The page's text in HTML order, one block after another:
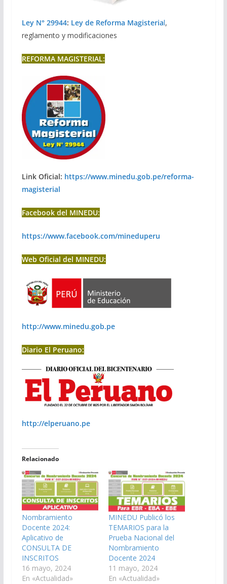
Ley N° 29944: Ley de Reforma Magisterial,
reglamento y modificaciones
REFORMA MAGISTERIAL:
Link Oficial: https://www.minedu.gob.pe/reforma-
magisterial
Facebook del MINEDU:
https://www.facebook.com/mineduperu
Web Oficial del MINEDU:
http://www.minedu.gob.pe
Diario El Peruano:
http://elperuano.pe
Relacionado
Nombramiento
Docente 2024:
Aplicativo de
CONSULTA DE
INSCRITOS
16 mayo, 2024
En «Actualidad»
MINEDU Publicó los
TEMARIOS para la
Prueba Nacional del
Nombramiento
Docente 2024
11 mayo, 2024
En «Actualidad»